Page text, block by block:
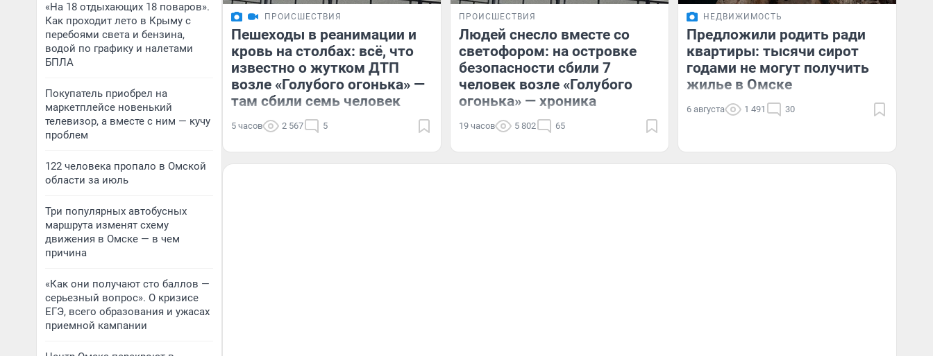
«На 18 отдыхающих 18 поваров».
Как проходит лето в Крыму с
перебоями света и бензина,
водой по графику и налетами
БПЛА
Покупатель приобрел на
маркетплейсе новенький
телевизор, а вместе с ним — кучу
проблем
122 человека пропало в Омской
области за июль
Три популярных автобусных
маршрута изменят схему
движения в Омске — в чем
причина
«Как они получают сто баллов —
серьезный вопрос». О кризисе
ЕГЭ, всего образования и ужасах
приемной кампании
ПРОИСШЕСТВИЯ
Пешеходы в реанимации и
кровь на столбах: всё, что
известно о жутком ДТП
возле «Голубого огонька» —
там сбили семь человек
5 часов 2 567 5
ПРОИСШЕСТВИЯ
Людей снесло вместе со
светофором: на островке
безопасности сбили 7
человек возле «Голубого
огонька» — хроника
19 часов 5 802 65
НЕДВИЖИМОСТЬ
Предложили родить ради
квартиры: тысячи сирот
годами не могут получить
жилье в Омске
6 августа 1 491 30